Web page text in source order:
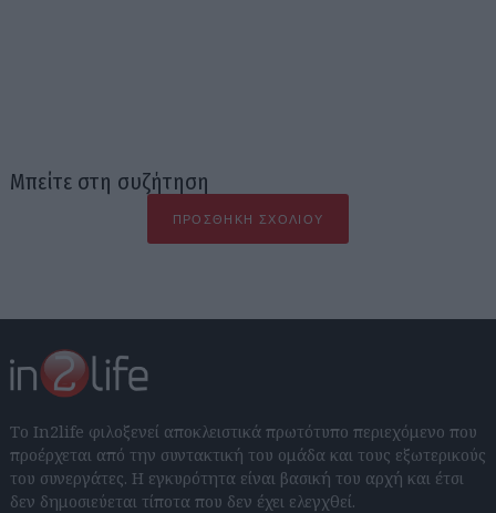
Μπείτε στη συζήτηση
ΠΡΟΣΘΉΚΗ ΣΧΟΛΊΟΥ
Το In2life φιλοξενεί αποκλειστικά πρωτότυπο περιεχόμενο που
προέρχεται από την συντακτική του ομάδα και τους εξωτερικούς
του συνεργάτες. Η εγκυρότητα είναι βασική του αρχή και έτσι
δεν δημοσιεύεται τίποτα που δεν έχει ελεγχθεί.